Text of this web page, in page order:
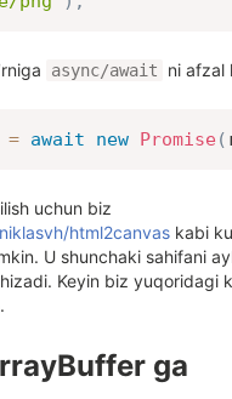
async/await ni afzal
= await new Promise (
uchun biz
html2canvas kabi
U shunchaki sahifani
Keyin biz yuqoridagi
ga